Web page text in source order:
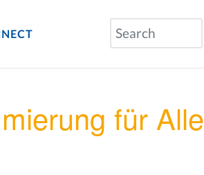
für Alle